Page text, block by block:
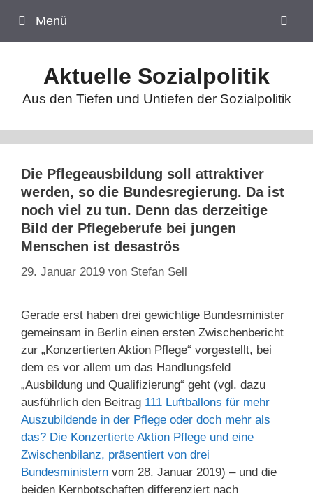
Inhalt
springen
Menü
Aktuelle Sozialpolitik
Aus den Tiefen und Untiefen der Sozialpolitik
Die Pflegeausbildung soll attraktiver
werden, so die Bundesregierung. Da ist
noch viel zu tun. Denn das derzeitige
Bild der Pflegeberufe bei jungen
Menschen ist desaströs
29. Januar 2019 von Stefan Sell
Gerade erst haben drei gewichtige Bundesminister
gemeinsam in Berlin einen ersten Zwischenbericht
zur „Konzertierten Aktion Pflege“ vorgestellt, bei
dem es vor allem um das Handlungsfeld
„Ausbildung und Qualifizierung“ geht (vgl. dazu
ausführlich den Beitrag 111 Luftballons für mehr
Auszubildende in der Pflege oder doch mehr als
das? Die Konzertierte Aktion Pflege und eine
Zwischenbilanz, präsentiert von drei
Bundesministern vom 28. Januar 2019) – und die
beiden Kernbotschaften differenziert nach